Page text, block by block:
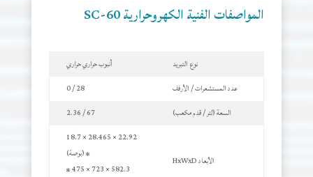
المواصفات الفنية الكهروحرارية SC-60
نوع التبريد
أنبوب حراري حراري
عدد المستشعرات / الأرفف
28 / 0
السعة (لتر / قدم مكعب)
67 / 2.36
الأبعاد HxWxD
22.92 × 28.465 × 18.7
* (بوصة)
582.3 × 723 × 475 *